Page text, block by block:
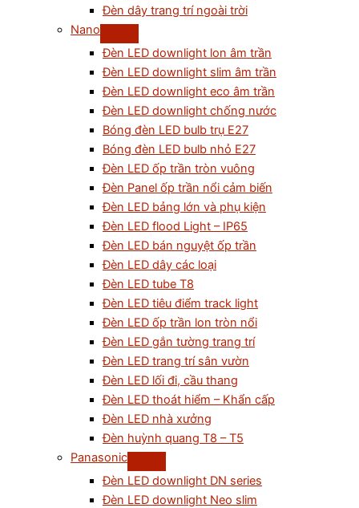
Đèn dây trang trí ngoài trời
Nano
Đèn LED downlight lon âm trần
Đèn LED downlight slim âm trần
Đèn LED downlight eco âm trần
Đèn LED downlight chống nước
Bóng đèn LED bulb trụ E27
Bóng đèn LED bulb nhỏ E27
Đèn LED ốp trần tròn vuông
Đèn Panel ốp trần nổi cảm biến
Đèn LED bảng lớn và phụ kiện
Đèn LED flood Light – IP65
Đèn LED bán nguyệt ốp trần
Đèn LED dây các loại
Đèn LED tube T8
Đèn LED tiêu điểm track light
Đèn LED ốp trần lon tròn nổi
Đèn LED gắn tường trang trí
Đèn LED trang trí sân vườn
Đèn LED lối đi, cầu thang
Đèn LED thoát hiểm – Khẩn cấp
Đèn LED nhà xưởng
Đèn huỳnh quang T8 – T5
Panasonic
Đèn LED downlight DN series
Đèn LED downlight Neo slim